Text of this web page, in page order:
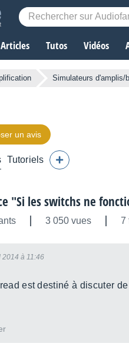
Articles Tutos Vidéos
Simulateurs d'amplis/
un avis
Tutoriels
"Si les switchs ne
3 050 vues 7
2014 à 11:46
est destiné à discuter